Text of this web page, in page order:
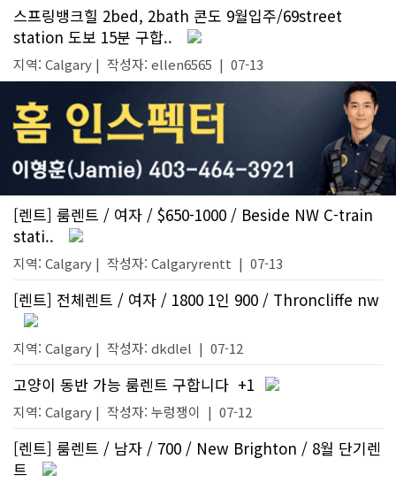
스프링뱅크힐 2bed, 2bath 콘도 9월입주/69street
station 도보 15분 구합..
지역: Calgary | 작성자: ellen6565 | 07-13
[렌트] 룸렌트 / 여자 / $650-1000 / Beside NW C-train
stati..
지역: Calgary | 작성자: Calgaryrentt | 07-13
[렌트] 전체렌트 / 여자 / 1800 1인 900 / Throncliffe nw
지역: Calgary | 작성자: dkdlel | 07-12
고양이 동반 가능 룸렌트 구합니다 +1
지역: Calgary | 작성자: 누렁쟁이 | 07-12
[렌트] 룸렌트 / 남자 / 700 / New Brighton / 8월 단기렌
트